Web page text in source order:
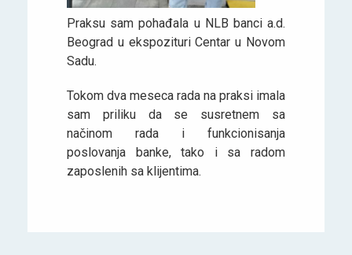
Praksu sam pohađala u NLB banci a.d.
Beograd u ekspozituri Centar u Novom
Sadu.
Tokom dva meseca rada na praksi imala
sam priliku da se susretnem sa
načinom rada i funkcionisanja
poslovanja banke, tako i sa radom
zaposlenih sa klijentima.